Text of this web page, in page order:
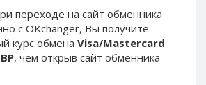
переходе на сайт обменника
c OKchanger, Вы получите
курс обмена Visa/Mastercard
, чем открыв сайт обменника
Paxum EUR
Epay USD